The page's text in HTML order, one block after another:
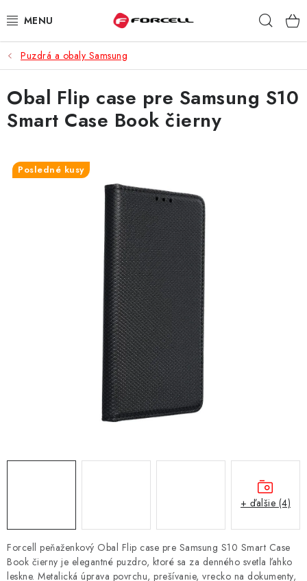
na
PUZDRÁ A OBALY
TVRDENÉ SKLÁ
DÁTOVÉ KÁBLE
NABÍJAČKY
DRŽIAKY NA MOBIL
BATÉRIE DO MOBILOV
NÁRAMKY NA HODINKY
SLÚCHADLÁ, REPRODUKTORY A MIKROFÓNY
EXKLUZÍVNE ZNAČKY
PRÍSLUŠENSTVO K NOTEBOOKOM A PC
Puzdrá a obaly Samsung
Forcell peňaženkový Obal Flip case pre Samsung S10 Smart Case
Book čierny je elegantné puzdro, ktoré sa za denného svetla ľahko
leskne. Metalická úprava povrchu, prešívanie, vrecko na dokumenty,
Obal Flip case pre Samsung S10
Smart Case Book čierny
Posledné kusy
+ ďalšie (4)